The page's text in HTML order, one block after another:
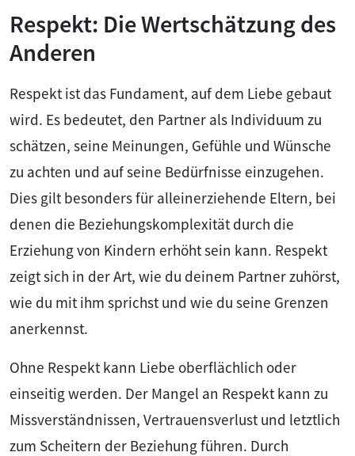
Respekt: Die Wertschätzung des
Anderen
Respekt ist das Fundament, auf dem Liebe gebaut
wird. Es bedeutet, den Partner als Individuum zu
schätzen, seine Meinungen, Gefühle und Wünsche
zu achten und auf seine Bedürfnisse einzugehen.
Dies gilt besonders für alleinerziehende Eltern, bei
denen die Beziehungskomplexität durch die
Erziehung von Kindern erhöht sein kann. Respekt
zeigt sich in der Art, wie du deinem Partner zuhörst,
wie du mit ihm sprichst und wie du seine Grenzen
anerkennst.
Ohne Respekt kann Liebe oberflächlich oder
einseitig werden. Der Mangel an Respekt kann zu
Missverständnissen, Vertrauensverlust und letztlich
zum Scheitern der Beziehung führen. Durch